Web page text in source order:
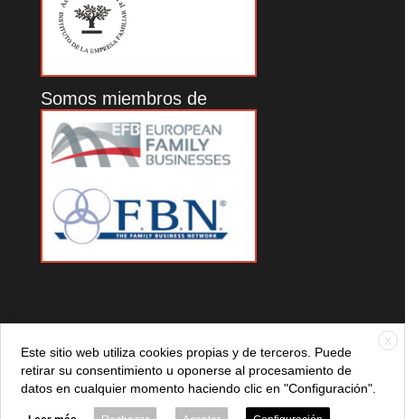
Somos miembros de
© 2021 ADEFAN. Todos los derechos reservados. 621 236
X
Este sitio web utiliza cookies propias y de terceros. Puede
retirar su consentimiento u oponerse al procesamiento de
datos en cualquier momento haciendo clic en "Configuración".